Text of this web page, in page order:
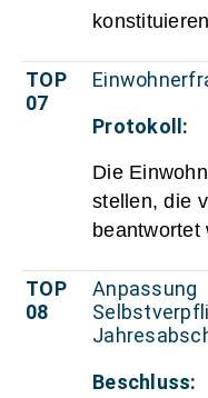
TOP
07
Protokoll:
Die
stellen, die
beantwortet
TOP
08
Anpassung
Beschluss: